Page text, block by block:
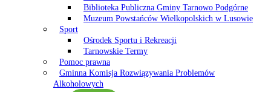
Biblioteka Publiczna Gminy Tarnowo Podgórne
Muzeum Powstańców Wielkopolskich w Lusowie
Sport
Ośrodek Sportu i Rekreacji
Tarnowskie Termy
Pomoc prawna
Gminna Komisja Rozwiązywania Problemów
Alkoholowych